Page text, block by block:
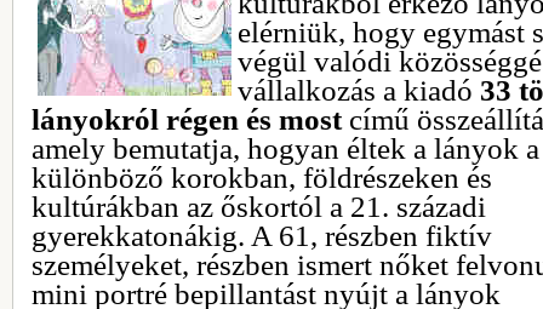
elérniük, hogy egymást
végül valódi
vállalkozás a kiadó 33
lányokról régen és mostcímű
amely bemutatja, hogyan éltek a lányok a
különböző korokban, földrészeken és
kultúrákban az őskortól a 21. századi
gyerekkatonákig. A 61, részben fiktív
személyeket, részben ismert nőket
mini portré bepillantást nyújt a lányok